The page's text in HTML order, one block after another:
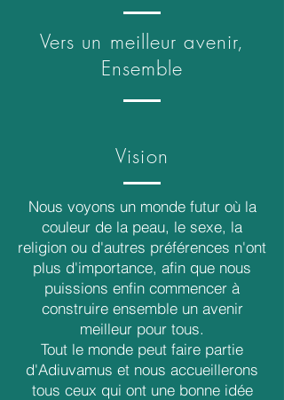
Vers un meilleur avenir,
Ensemble
Vision
Nous voyons un monde futur où la
couleur de la peau, le sexe, la
religion ou d'autres préférences n'ont
plus d'importance, afin que nous
puissions enfin commencer à
construire ensemble un avenir
meilleur pour tous.
Tout le monde peut faire partie
d'Adiuvamus et nous accueillerons
tous ceux qui ont une bonne idée